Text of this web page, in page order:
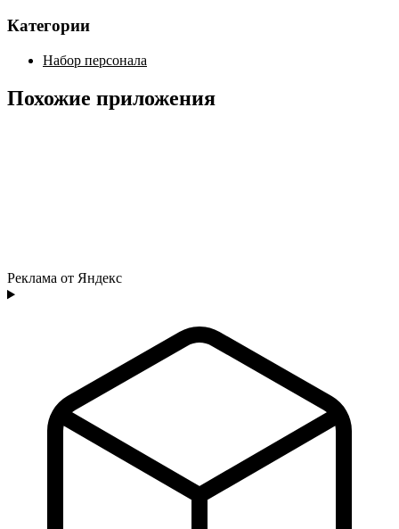
Категории
Набор персонала
Похожие приложения
Реклама от Яндекс